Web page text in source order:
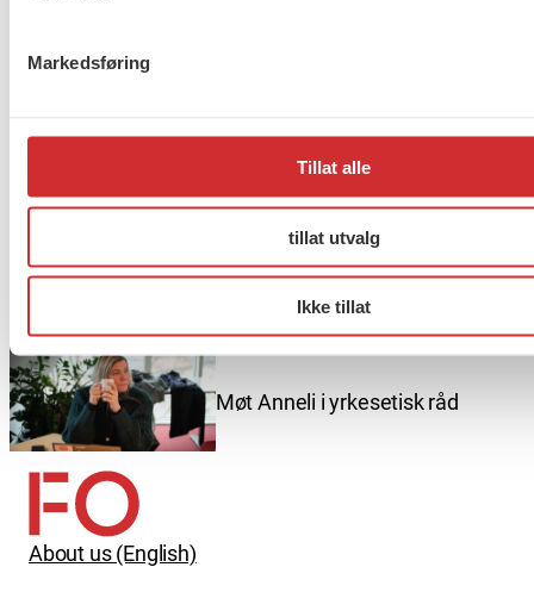
Markedsføring
Tillat alle
tillat utvalg
Ikke tillat
Er du berørt av brannen i
Drammen?
Møt Anneli i yrkesetisk råd
About us (English)